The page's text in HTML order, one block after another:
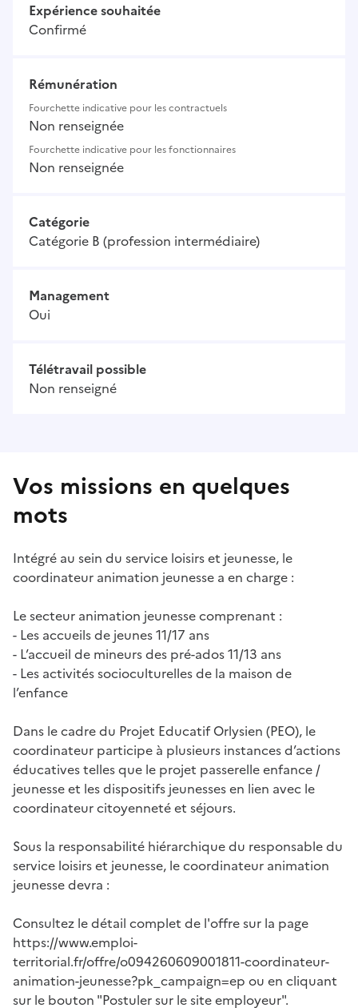
Expérience souhaitée
Confirmé
Rémunération
Fourchette indicative pour les contractuels
Non renseignée
Fourchette indicative pour les fonctionnaires
Non renseignée
Catégorie
Catégorie B (profession intermédiaire)
Management
Oui
Télétravail possible
Non renseigné
Vos missions en quelques
mots
Intégré au sein du service loisirs et jeunesse, le
coordinateur animation jeunesse a en charge :
Le secteur animation jeunesse comprenant :
- Les accueils de jeunes 11/17 ans
- L’accueil de mineurs des pré-ados 11/13 ans
- Les activités socioculturelles de la maison de
l’enfance
Dans le cadre du Projet Educatif Orlysien (PEO), le
coordinateur participe à plusieurs instances d’actions
éducatives telles que le projet passerelle enfance /
jeunesse et les dispositifs jeunesses en lien avec le
coordinateur citoyenneté et séjours.
Sous la responsabilité hiérarchique du responsable du
service loisirs et jeunesse, le coordinateur animation
jeunesse devra :
Consultez le détail complet de l'offre sur la page
https://www.emploi-
territorial.fr/offre/o094260609001811-coordinateur-
animation-jeunesse?pk_campaign=ep ou en cliquant
sur le bouton "Postuler sur le site employeur".